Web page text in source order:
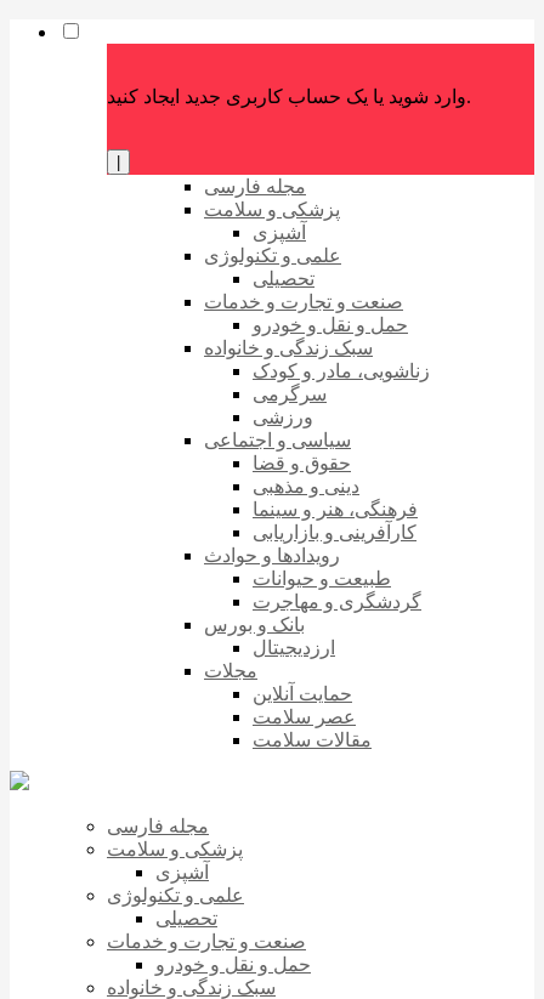
وارد شوید یا یک حساب کاربری جدید ایجاد کنید.
مجله فارسی
پزشکی و سلامت
آشپزی
علمی و تکنولوژی
تحصیلی
صنعت و تجارت و خدمات
حمل و نقل و خودرو
سبک زندگی و خانواده
زناشویی، مادر و کودک
سرگرمی
ورزشی
سیاسی و اجتماعی
حقوق و قضا
دینی و مذهبی
فرهنگی، هنر و سینما
کارآفرینی و بازاریابی
رویدادها و حوادث
طبیعت و حیوانات
گردشگری و مهاجرت
بانک و بورس
ارزدیجیتال
مجلات
حمایت آنلاین
عصر سلامت
مقالات سلامت
مجله فارسی
پزشکی و سلامت
آشپزی
علمی و تکنولوژی
تحصیلی
صنعت و تجارت و خدمات
حمل و نقل و خودرو
سبک زندگی و خانواده